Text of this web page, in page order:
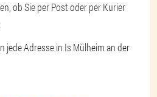
ob Sie per Post oder per Kurier
jede Adresse in Is Mülheim an der